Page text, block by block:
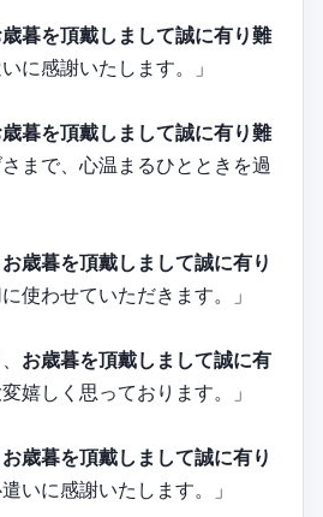
暮を頂戴しまして誠に有り難
に感謝いたします。」
暮を頂戴しまして誠に有り難
まで、心温まるひとときを過
お歳暮を頂戴しまして誠に有り
使わせていただきます。」
お歳暮を頂戴しまして誠に有
嬉しく思っております。」
お歳暮を頂戴しまして誠に有り
いに感謝いたします。」